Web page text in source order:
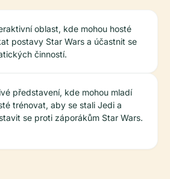
oblast, kde mohou hosté
postavy Star Wars a účastnit se
činností.
představení, kde mohou mladí
trénovat, aby se stali Jedi a
se proti záporákům Star Wars.